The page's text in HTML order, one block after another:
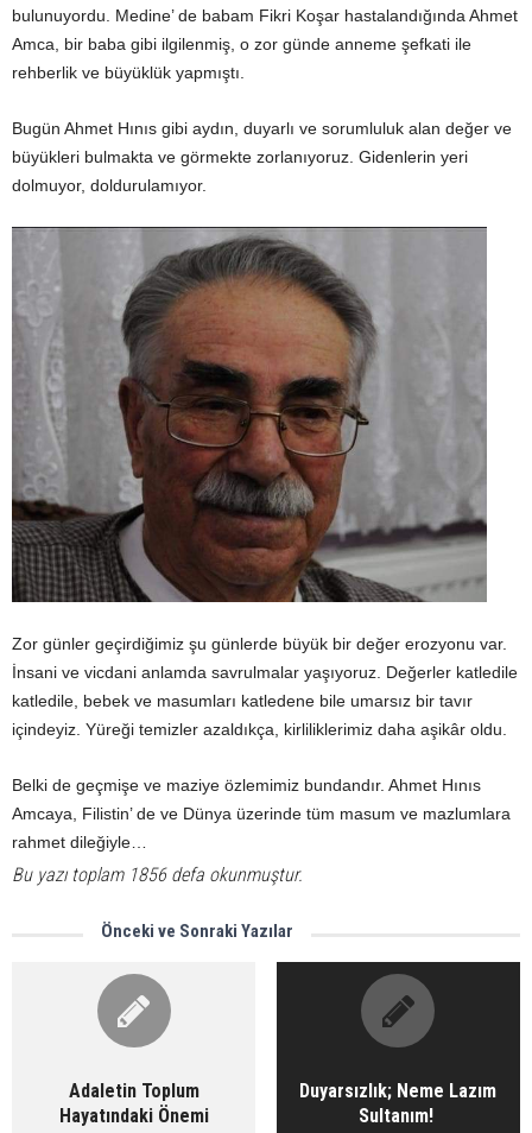
bulunuyordu. Medine’ de babam Fikri Koşar hastalandığında Ahmet
Amca, bir baba gibi ilgilenmiş, o zor günde anneme şefkati ile
rehberlik ve büyüklük yapmıştı.
Bugün Ahmet Hınıs gibi aydın, duyarlı ve sorumluluk alan değer ve
büyükleri bulmakta ve görmekte zorlanıyoruz. Gidenlerin yeri
dolmuyor, doldurulamıyor.
Zor günler geçirdiğimiz şu günlerde büyük bir değer erozyonu var.
İnsani ve vicdani anlamda savrulmalar yaşıyoruz. Değerler katledile
katledile, bebek ve masumları katledene bile umarsız bir tavır
içindeyiz. Yüreği temizler azaldıkça, kirliliklerimiz daha aşikâr oldu.
Belki de geçmişe ve maziye özlemimiz bundandır. Ahmet Hınıs
Amcaya, Filistin’ de ve Dünya üzerinde tüm masum ve mazlumlara
rahmet dileğiyle…
Bu yazı toplam 1856 defa okunmuştur.
Önceki ve Sonraki Yazılar
Adaletin Toplum
Hayatındaki Önemi
Duyarsızlık; Neme Lazım
Sultanım!